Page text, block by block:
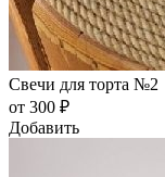
Свечи для торта №2
от 300 ₽
Добавить